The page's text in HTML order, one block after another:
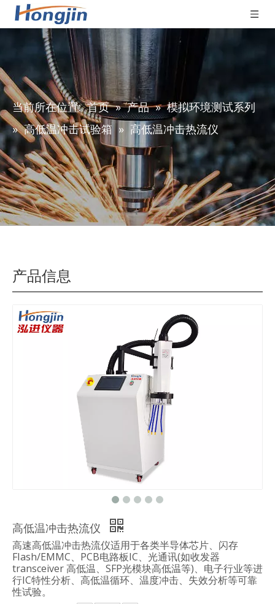
当前所在位置: 首页 » 产品 » 模拟环境测试系列
» 高低温冲击试验箱 » 高低温冲击热流仪
产品信息
高低温冲击热流仪
高速高低温冲击热流仪适用于各类半导体芯片、闪存
FIash/EMMC、PCB电路板IC、光通讯(如收发器
transceiver 高低温、SFP光模块高低温等)、电子行业等进
行IC特性分析、高低温循环、温度冲击、失效分析等可靠
性试验。